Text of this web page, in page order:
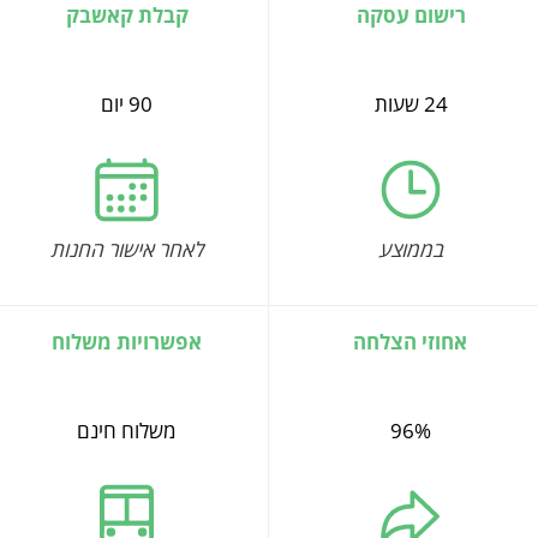
רישום עסקה
24 שעות
בממוצע
קבלת קאשבק
90 יום
לאחר אישור החנות
אחוזי הצלחה
96%
אפשרויות משלוח
משלוח חינם